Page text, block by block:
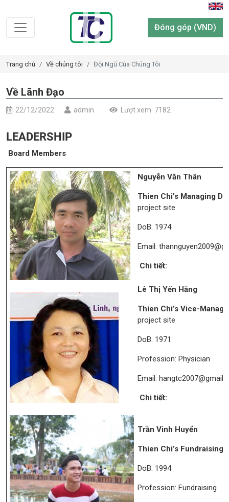
Đóng góp (VND)
Trang chủ Về chúng tôi Đội Ngũ Của Chúng Tôi
Về Lãnh Đạo
22/12/2022 admin Lượt xem: 7182
LEADERSHIP
Board Members
Nguyễn Văn Thân
Thien Chi’s Managing
project site
DoB: 1974
Email:
Chi tiết:
Lê Thị Yến Hằng
Thien Chi’s Vice-
project site
DoB: 1971
Profession: Physician
Email:
Chi tiết:
Trần Vinh Huyển
Thien Chi’s Fundraising
DoB: 1994
Profession: Fundraising